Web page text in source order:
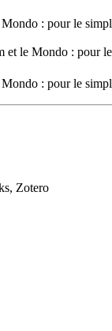
: pour le
le Mondo : pour
: pour le
Zotero